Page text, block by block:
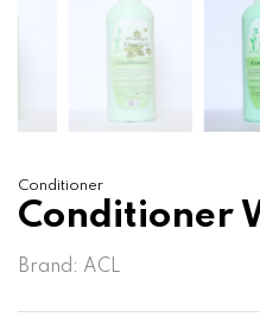
Conditioner
Conditioner
Brand: ACL